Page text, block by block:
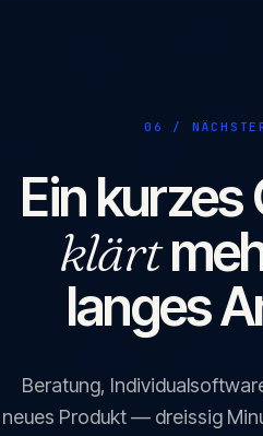
06 /
Ein
klärt
langes
Beratung,
neues Produkt — dreissig